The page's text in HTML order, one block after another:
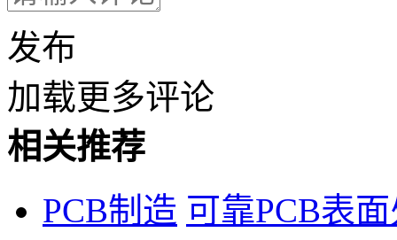
发布
加载更多评论
相关推荐
PCB制造 可靠PCB表